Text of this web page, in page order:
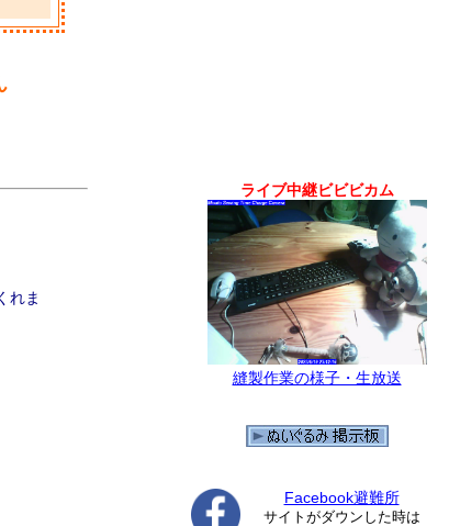
れま
ライブ中継ビビビカム
縫製作業の様子・生放送
Facebook避難所
サイトがダウンした時は